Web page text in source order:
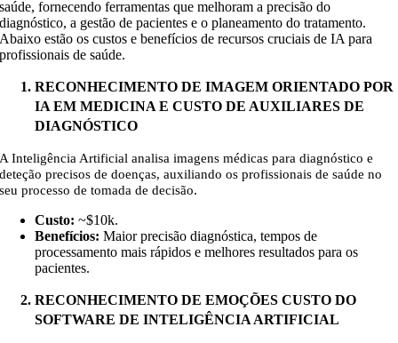
saúde, fornecendo ferramentas que melhoram a precisão do
diagnóstico, a gestão de pacientes e o planeamento do tratamento.
Abaixo estão os custos e benefícios de recursos cruciais de IA para
profissionais de saúde.
RECONHECIMENTO DE IMAGEM ORIENTADO POR
IA EM MEDICINA E CUSTO DE AUXILIARES DE
DIAGNÓSTICO
A Inteligência Artificial analisa imagens médicas para diagnóstico e
deteção precisos de doenças, auxiliando os profissionais de saúde no
seu processo de tomada de decisão.
Custo: ~$10k.
Benefícios:Maior precisão diagnóstica, tempos de
processamento mais rápidos e melhores resultados para os
pacientes.
RECONHECIMENTO DE EMOÇÕES CUSTO DO
SOFTWARE DE INTELIGÊNCIA ARTIFICIAL